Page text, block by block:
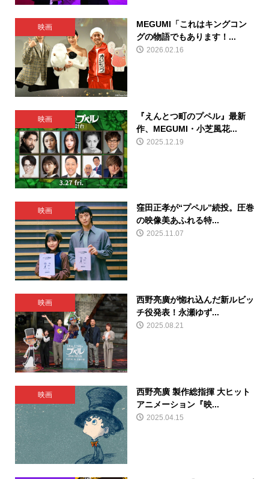
映画
MEGUMI「これはキングコン
グの物語でもあります！...
2026.02.16
映画
『えんとつ町のプペル』最新
作、MEGUMI・小芝風花...
2025.12.19
映画
窪田正孝が“プペル”続投。圧巻
の映像美あふれる特...
2025.11.07
映画
西野亮廣が惚れ込んだ新ルビッ
チ役発表！永瀬ゆず...
2025.08.21
映画
西野亮廣 製作総指揮 大ヒット
アニメーション『映...
2025.04.15